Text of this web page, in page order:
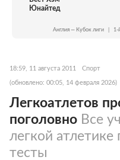
Юнайтед
Англия — Кубок лиги 1-
18:59, 11 августа 2011 Спорт
(обновлено: 00:05, 14 февраля 2026)
Легкоатлетов
поголовно Все
легкой
тесты